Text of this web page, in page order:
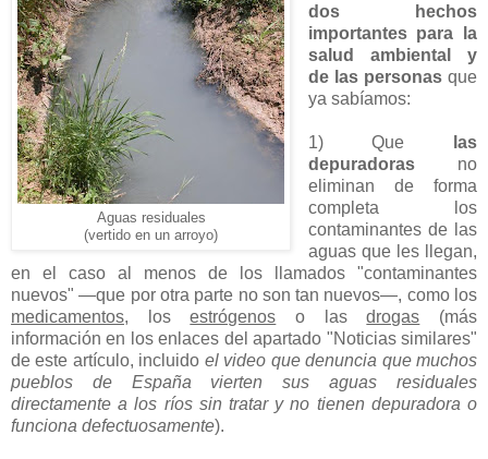
Aguas residuales
(vertido en un arroyo)
dos hechos
importantes para la
salud ambiental y
de las personas que
ya sabíamos:
1) Que
las
depuradorasno
eliminan de forma
completa los
contaminantes de las
aguas que les llegan,
en el caso al menos de los llamados "contaminantes
nuevos" —que por otra parte no son tan nuevos—, como los
medicamentos, losestrógenos o lasdrogas (más
información en los enlaces del apartado "Noticias similares"
de este artículo, incluido el video que denuncia que muchos
pueblos de España vierten sus aguas residuales
directamente a los ríos sin tratar y no tienen depuradora o
funciona defectuosamente).